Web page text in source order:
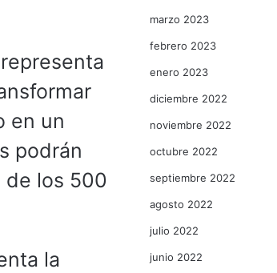
en un
podrán
de los 500
la
marzo 2023
febrero 2023
enero 2023
diciembre 2022
noviembre 2022
octubre 2022
septiembre 2022
agosto 2022
julio 2022
junio 2022